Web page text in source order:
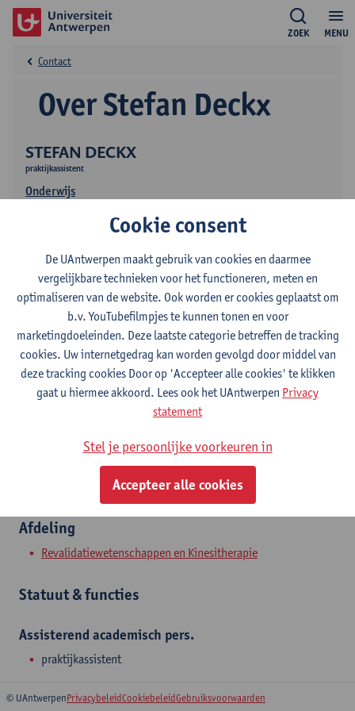
MENU
ZOEK
STEFAN DECKX
praktijkassistent
Onderwijs
Over Stefan Deckx
Contact
Contact
Campus Drie Eiken
Toon e-mailadres
2610 Wilrijk, BEL
Afdeling
Revalidatiewetenschappen en Kinesitherapie
Statuut & functies
Assisterend academisch pers.
praktijkassistent
© UAntwerpenPrivacybeleidCookiebeleidGebruiksvoorwaarden
Cookie consent
De UAntwerpen maakt gebruik van cookies en daarmee
vergelijkbare technieken voor het functioneren, meten en
optimaliseren van de website. Ook worden er cookies geplaatst om
b.v. YouTubefilmpjes te kunnen tonen en voor
marketingdoeleinden. Deze laatste categorie betreffen de tracking
cookies. Uw internetgedrag kan worden gevolgd door middel van
deze tracking cookies Door op 'Accepteer alle cookies' te klikken
gaat u hiermee akkoord. Lees ook het UAntwerpen Privacy
statement
Stel je persoonlijke voorkeuren in
Accepteer alle cookies